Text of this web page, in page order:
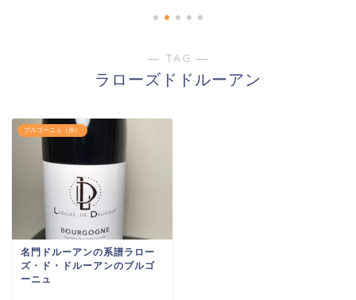
― TAG ―
ラローズドドルーアン
ブルゴーニュ（赤）
名門ドルーアンの系譜ラロー
ズ・ド・ドルーアンのブルゴ
ーニュ